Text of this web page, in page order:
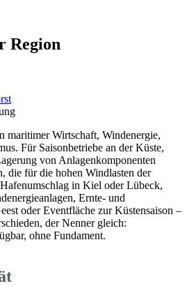
Region
maritimer Wirtschaft, Windenergie,
Für Saisonbetriebe an der Küste,
von Anlagenkomponenten
die für die hohen Windlasten der
in Kiel oder Lübeck,
Ernte- und
oder Eventfläche zur Küstensaison –
der Nenner gleich:
ohne Fundament.